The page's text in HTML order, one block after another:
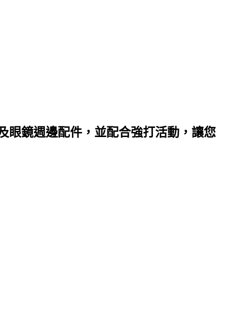
眼鏡週邊配件，並配合強打活動，讓您